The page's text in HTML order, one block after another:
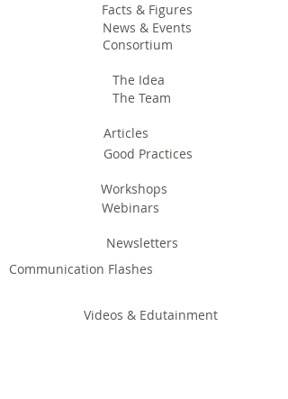
Articles
Good Practices
Workshops
Webinars
Newsletters
Communication Flashes
Videos & Edutainment
The Idea
The Team
Facts & Figures
Consortium
News & Events